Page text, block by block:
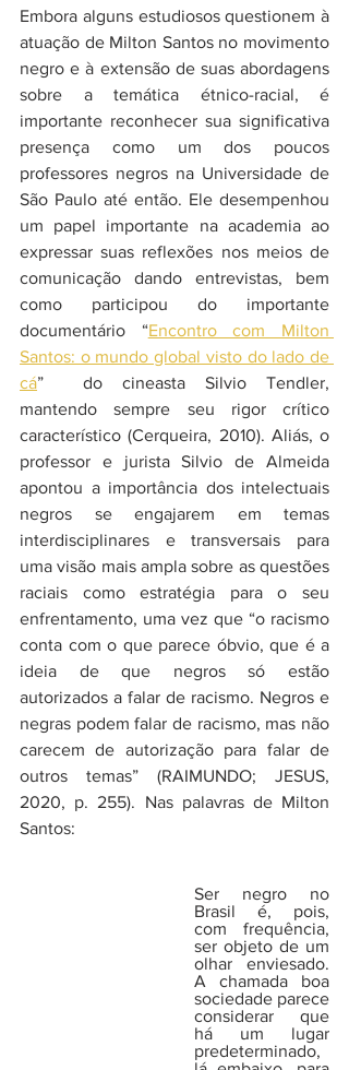
Embora alguns estudiosos questionem à
atuação de Milton Santos no movimento
negro e à extensão de suas abordagens
sobre a temática étnico-racial, é
importante reconhecer sua significativa
presença como um dos poucos
professores negros na Universidade de
São Paulo até então. Ele desempenhou
um papel importante na academia ao
expressar suas reflexões nos meios de
comunicação dando entrevistas, bem
como participou do importante
documentário “Encontro com Milton
Santos: o mundo global visto do lado de
cá”  do cineasta Silvio Tendler,
mantendo sempre seu rigor crítico
característico (Cerqueira, 2010). Aliás, o
professor e jurista Silvio de Almeida
apontou a importância dos intelectuais
negros se engajarem em temas
interdisciplinares e transversais para
uma visão mais ampla sobre as questões
raciais como estratégia para o seu
enfrentamento, uma vez que “o racismo
conta com o que parece óbvio, que é a
ideia de que negros só estão
autorizados a falar de racismo. Negros e
negras podem falar de racismo, mas não
carecem de autorização para falar de
outros temas” (RAIMUNDO; JESUS,
2020, p. 255). Nas palavras de Milton
Santos:
Ser negro no
Brasil é, pois,
com frequência,
ser objeto de um
olhar enviesado.
A chamada boa
sociedade parece
considerar que
há um lugar
predeterminado,